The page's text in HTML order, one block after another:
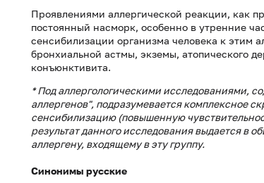
Проявлениями аллергической реакции, как
постоянный насморк, особенно в утренние
сенсибилизации организма человека к этим
бронхиальной астмы, экземы, атопического
конъюнктивита.
* Под аллергологическими исследованиями,
аллергенов", подразумевается комплексное
сенсибилизацию (повышенную
результат данного исследования выдается в
аллергену, входящему в эту группу.
Синонимы русские